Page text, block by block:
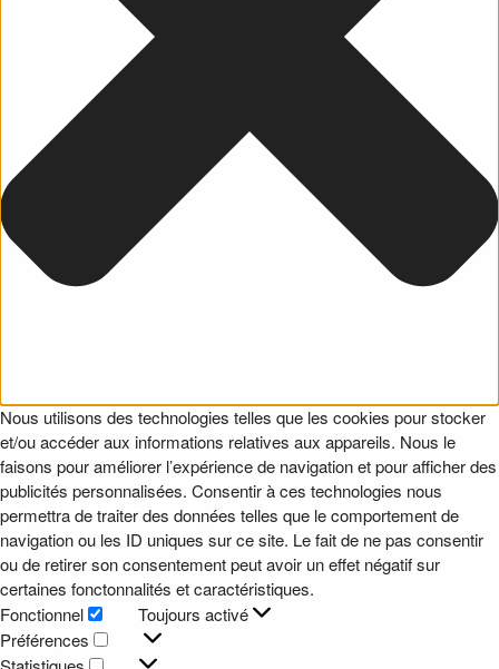
Nous utilisons des technologies telles que les cookies pour stocker
et/ou accéder aux informations relatives aux appareils. Nous le
faisons pour améliorer l’expérience de navigation et pour afficher des
publicités personnalisées. Consentir à ces technologies nous
permettra de traiter des données telles que le comportement de
navigation ou les ID uniques sur ce site. Le fait de ne pas consentir
ou de retirer son consentement peut avoir un effet négatif sur
certaines fonctonnalités et caractéristiques.
Fonctionnel
Fonctionnel
Toujours activé
Préférences
Préférences